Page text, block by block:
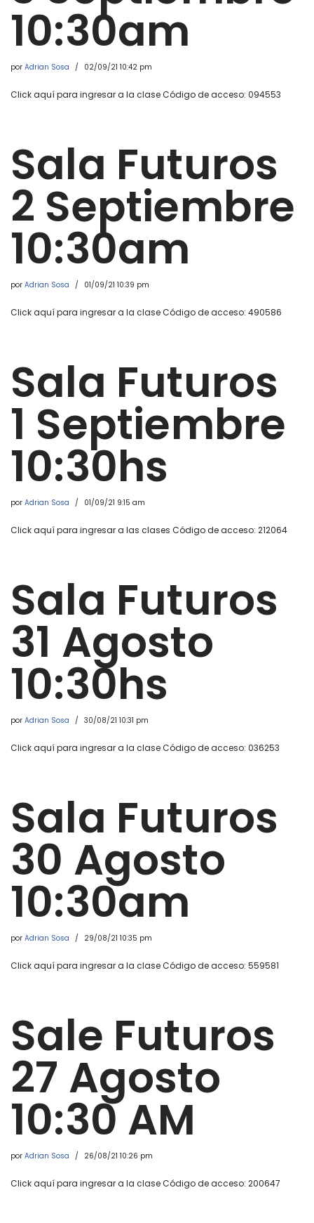
10:30am
por Adrian Sosa 02/09/21 10:42 pm
Click aquí para ingresar a la clase Código de acceso: 094553
Sala Futuros
2 Septiembre
10:30am
por Adrian Sosa 01/09/21 10:39 pm
Click aquí para ingresar a la clase Código de acceso: 490586
Sala Futuros
1 Septiembre
10:30hs
por Adrian Sosa 01/09/21 9:15 am
Click aquí para ingresar a las clases Código de acceso: 212064
Sala Futuros
31 Agosto
10:30hs
por Adrian Sosa 30/08/21 10:31 pm
Click aquí para ingresar a la clase Código de acceso: 036253
Sala Futuros
30 Agosto
10:30am
por Adrian Sosa 29/08/21 10:35 pm
Click aquí para ingresar a la clase Código de acceso: 559581
Sale Futuros
27 Agosto
10:30 AM
por Adrian Sosa 26/08/21 10:26 pm
Click aquí para ingresar a la clase Código de acceso: 200647